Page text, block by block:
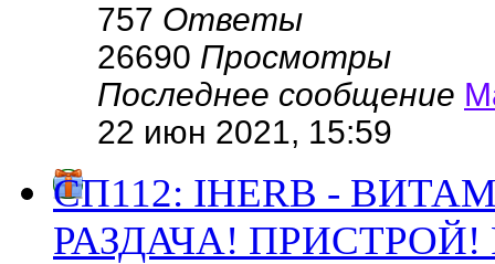
757 Ответы
26690 Просмотры
Последнее сообщение
22 июн 2021, 15:59
СП112: IHERB -
РАЗДАЧА! ПРИСТРОЙ!